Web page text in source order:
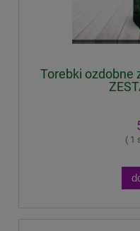
Torebki ozdobne
( 1